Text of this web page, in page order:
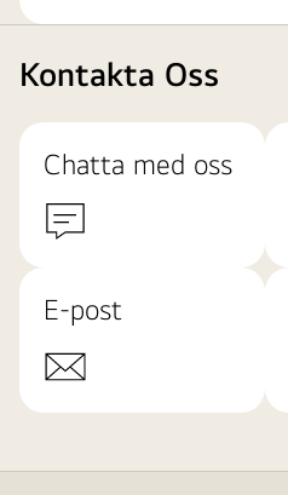
Kontakta Oss
Chatta med oss
E-post